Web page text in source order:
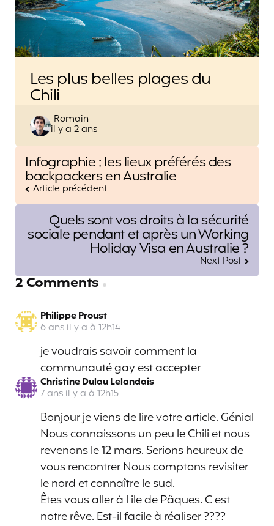
Les plus belles plages du
Chili
Posted
by
Romain
il y a 2 ans
Post
navigation
Infographie : les lieux préférés des
backpackers en Australie
Article précédent
Quels sont vos droits à la sécurité
sociale pendant et après un Working
Holiday Visa en Australie ?
Next Post
2 Comments
Philippe Proust
6 ans il y a à 12h14
je voudrais savoir comment la
communauté gay est accepter
Christine Dulau Lelandais
7 ans il y a à 12h15
Bonjour je viens de lire votre article. Génial
Nous connaissons un peu le Chili et nous
revenons le 12 mars. Serions heureux de
vous rencontrer Nous comptons revisiter
le nord et connaître le sud.
Êtes vous aller à l ile de Pâques. C est
notre rêve. Est-il facile à réaliser ????